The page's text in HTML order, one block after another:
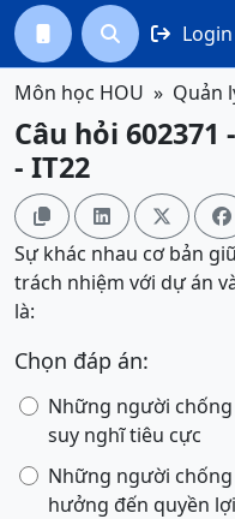
  Login
Môn học HOU Quản
Câu hỏi
- IT22
   
Sự khác nhau cơ bản
trách nhiệm với dự án
là:
Chọn đáp án:
Những người
suy nghĩ tiêu cực
Những người
hưởng đến quyền